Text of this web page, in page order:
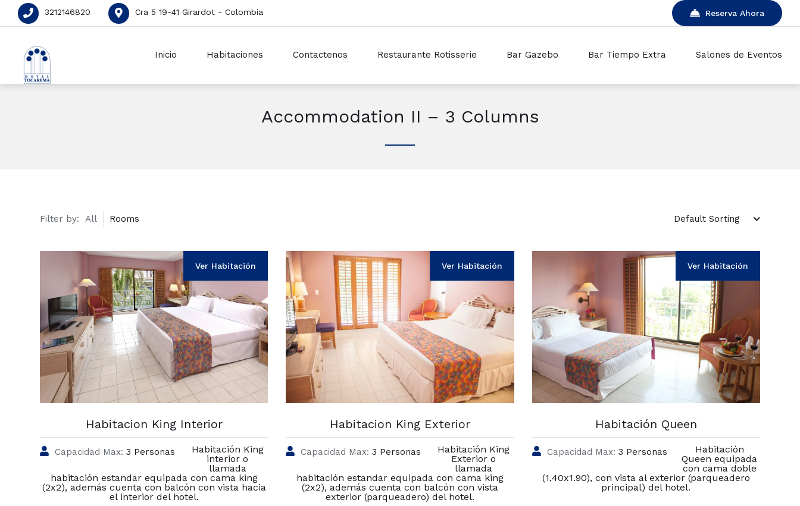
3212146820 Cra 5 19-41 Girardot - Colombia Reserva Ahora
Inicio Habitaciones Contactenos Restaurante Rotisserie Bar Gazebo Bar Tiempo Extra Salones de Eventos
Accommodation II – 3 Columns
Filter by: All Rooms
Ver Habitación
Habitacion King Interior
Capacidad Max: 3 Personas
Habitación King
interior o
llamada
habitación estandar equipada con cama king
(2x2), además cuenta con balcón con vista hacia
el interior del hotel.
Ver Habitación
Habitacion King Exterior
Capacidad Max: 3 Personas
Habitación King
Exterior o
llamada
habitación estandar equipada con cama king
(2x2), además cuenta con balcón con vista
exterior (parqueadero) del hotel.
Ver Habitación
Habitación Queen
Capacidad Max: 3 Personas
Habitación
Queen equipada
con cama doble
(1,40x1.90), con vista al exterior (parqueadero
principal) del hotel.